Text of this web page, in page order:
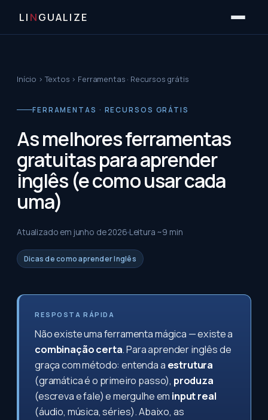
LI NGUALIZE
Início ›Textos › Ferramentas · Recursos grátis
FERRAMENTAS · RECURSOS GRÁTIS
As melhores ferramentas
gratuitas para aprender
inglês (e como usar cada
uma)
Atualizado em junho de 2026Leitura ~9 min
Dicas de como aprender Inglês
RESPOSTA RÁPIDA
Não existe uma ferramenta mágica — existe a
combinação certa. Para aprender inglês de
graça com método: entenda a estrutura
(gramática é o primeiro passo), produza
(escreva e fale) e mergulhe em input real
(áudio, música, séries). Abaixo, as